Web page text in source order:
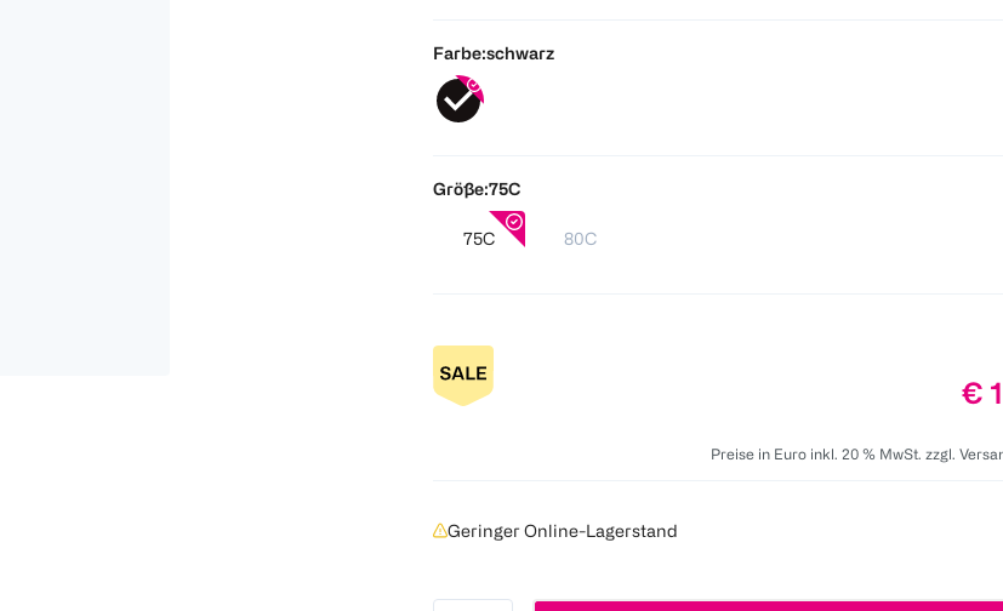
Farbe:schwarz
Größe:75C
75C 80C
€
Preise in Euro inkl. 20 % MwSt. zzgl.
Geringer Online-Lagerstand